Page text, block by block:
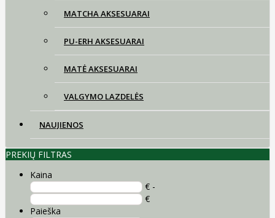
MATCHA AKSESUARAI
PU-ERH AKSESUARAI
MATĖ AKSESUARAI
VALGYMO LAZDELĖS
NAUJIENOS
PREKIŲ FILTRAS
Kaina
€ -
€
Paieška